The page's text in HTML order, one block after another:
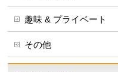
趣味 & プライベート
その他